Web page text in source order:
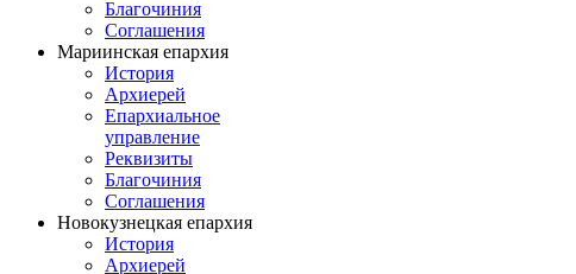
Благочиния
Соглашения
Мариинская епархия
История
Архиерей
Епархиальное
управление
Реквизиты
Благочиния
Соглашения
Новокузнецкая епархия
История
Архиерей